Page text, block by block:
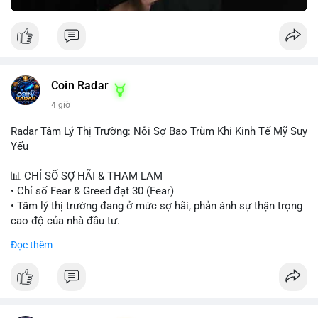
#vlikemarketindex42
Coin Radar
4 giờ
Radar Tâm Lý Thị Trường: Nỗi Sợ Bao Trùm Khi Kinh Tế Mỹ Suy
Yếu
📊 CHỈ SỐ SỢ HÃI & THAM LAM
• Chỉ số Fear & Greed đạt 30 (Fear)
• Tâm lý thị trường đang ở mức sợ hãi, phản ánh sự thận trọng
cao độ của nhà đầu tư.
📈 XU HƯỚNG TÌM KIẾM & THẢO LUẬN
CASHCAT, CRO.
Đọc thêm